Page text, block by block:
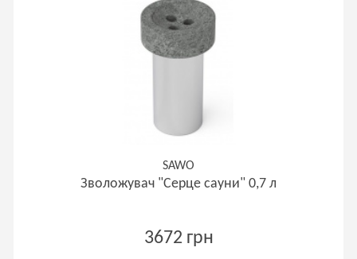
SAWO
Зволожувач "Серце сауни" 0,7 л
3672 грн